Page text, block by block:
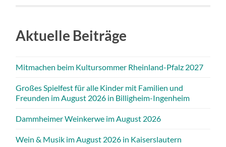
Aktuelle Beiträge
Mitmachen beim Kultursommer Rheinland-Pfalz 2027
Großes Spielfest für alle Kinder mit Familien und
Freunden im August 2026 in Billigheim-Ingenheim
Dammheimer Weinkerwe im August 2026
Wein & Musik im August 2026 in Kaiserslautern